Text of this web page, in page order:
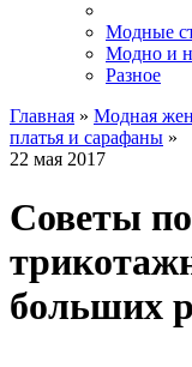
Модные
Модно и
Разное
Главная » Модная
платья и сарафаны »
22 мая 2017
Советы
больших